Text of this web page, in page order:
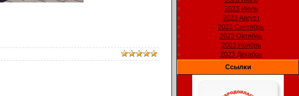
2023 Июль
2023 Август
2023 Сентябрь
2023 Октябрь
2023 Ноябрь
2023 Декабрь
Ссылки